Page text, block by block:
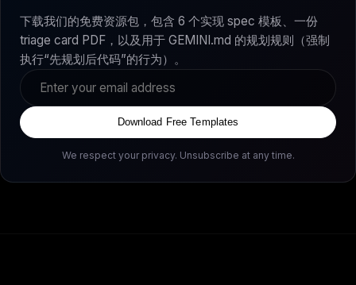
下载我们的免费资源包，包含 6 个实现 spec 模板、一份
triage card PDF，以及用于 GEMINI.md 的规划规则（强制
执行“先规划后代码”的行为）。
Download Free Templates
We respect your privacy. Unsubscribe at any time.